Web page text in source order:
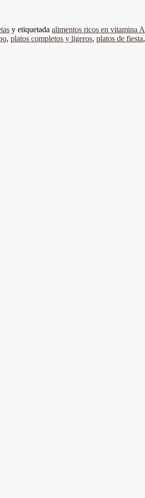
y etiquetada alimentos ricos en vitamina A
, platos completos y ligeros, platos de fiesta,